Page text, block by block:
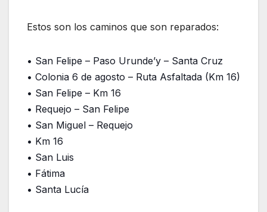
Estos son los caminos que son reparados:
• San Felipe – Paso Urunde’y – Santa Cruz
• Colonia 6 de agosto – Ruta Asfaltada (Km 16)
• San Felipe – Km 16
• Requejo – San Felipe
• San Miguel – Requejo
• Km 16
• San Luis
• Fátima
• Santa Lucía